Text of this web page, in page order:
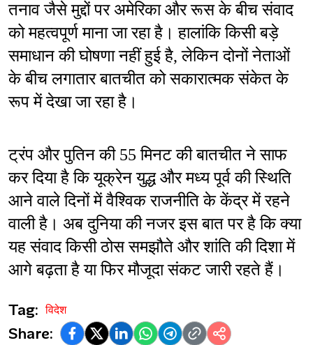
तनाव जैसे मुद्दों पर अमेरिका और रूस के बीच संवाद
को महत्वपूर्ण माना जा रहा है। हालांकि किसी बड़े
समाधान की घोषणा नहीं हुई है, लेकिन दोनों नेताओं
के बीच लगातार बातचीत को सकारात्मक संकेत के
रूप में देखा जा रहा है।
ट्रंप और पुतिन की 55 मिनट की बातचीत ने साफ
कर दिया है कि यूक्रेन युद्ध और मध्य पूर्व की स्थिति
आने वाले दिनों में वैश्विक राजनीति के केंद्र में रहने
वाली है। अब दुनिया की नजर इस बात पर है कि क्या
यह संवाद किसी ठोस समझौते और शांति की दिशा में
आगे बढ़ता है या फिर मौजूदा संकट जारी रहते हैं।
Tag: विदेश
Share: